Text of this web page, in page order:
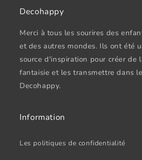
Decohappy
Merci à tous les sourires des
et des autres mondes. Ils ont été
source d'inspiration pour créer de
fantaisie et les transmettre dans
Decohappy.
Information
Les politiques de confidentialité